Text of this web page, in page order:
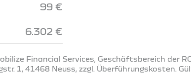
99 €
6.302 €
Financial Services, Geschäftsbereich der
1, 41468 Neuss, zzgl. Überführungskosten.